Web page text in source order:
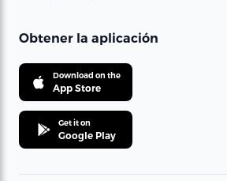
Obtener la aplicación
Download on the
App Store
Get it on
Google Play